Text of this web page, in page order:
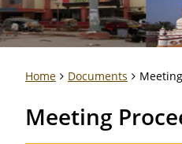
Home Documents
Meeting